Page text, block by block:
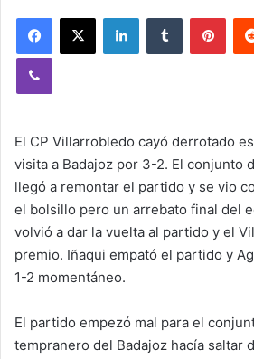
El CP Villarrobledo cayó derrotado
visita a Badajoz por 3-2. El conjunto
llegó a remontar el partido y se vio
el bolsillo pero un arrebato final del
volvió a dar la vuelta al partido y el
premio. Iñaqui empató el partido y
1-2 momentáneo.
El partido empezó mal para el
tempranero del Badajoz hacía saltar